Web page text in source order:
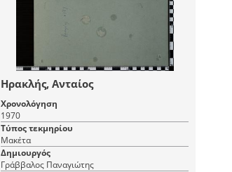
Ηρακλής, Ανταίος
Χρονολόγηση
1970
Τύπος τεκμηρίου
Μακέτα
Δημιουργός
Γράββαλος Παναγιώτης